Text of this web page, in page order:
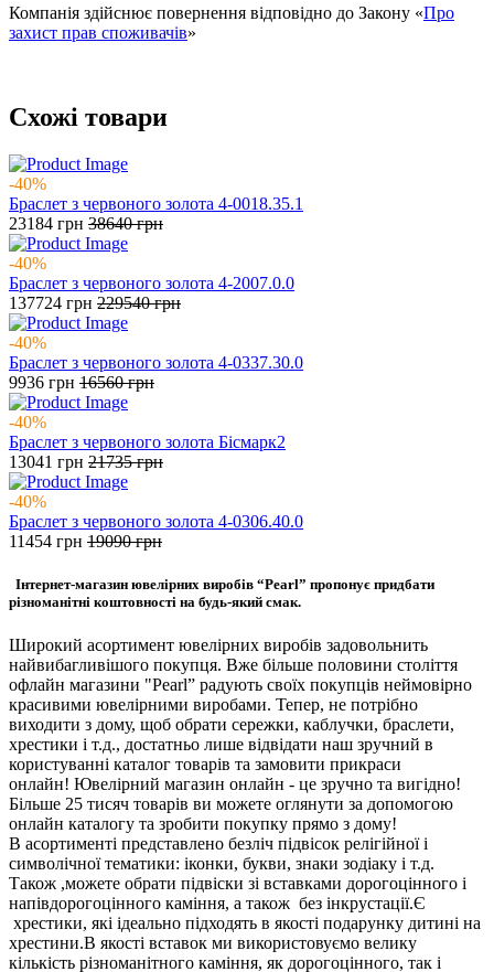
Компанія здійснює повернення відповідно до Закону «Про
захист прав споживачів»
Схожі товари
-40%
Браслет з червоного золота 4-0018.35.1
23184 грн 38640грн
-40%
Браслет з червоного золота 4-2007.0.0
137724 грн 229540грн
-40%
Браслет з червоного золота 4-0337.30.0
9936 грн 16560грн
-40%
Браслет з червоного золота Бісмарк2
13041 грн 21735грн
-40%
Браслет з червоного золота 4-0306.40.0
11454 грн 19090грн
Інтернет-магазин ювелірних виробів “Pearl” пропонує придбати
різноманітні коштовності на будь-який смак.
Широкий асортимент ювелірних виробів задовольнить
найвибагливішого покупця. Вже більше половини століття
офлайн магазини "Pearl” радують своїх покупців неймовірно
красивими ювелірними виробами. Тепер, не потрібно
виходити з дому, щоб обрати сережки, каблучки, браслети,
хрестики і т.д., достатньо лише відвідати наш зручний в
користуванні каталог товарів та замовити прикраси
онлайн! Ювелірний магазин онлайн - це зручно та вигідно!
Більше 25 тисяч товарів ви можете оглянути за допомогою
онлайн каталогу та зробити покупку прямо з дому!
В асортименті представлено безліч підвісок релігійної і
символічної тематики: іконки, букви, знаки зодіаку і т.д.
Також ,можете обрати підвіски зі вставками дорогоцінного і
напівдорогоцінного каміння, а також без інкрустації.Є
хрестики, які ідеально підходять в якості подарунку дитині на
хрестини.В якості вставок ми використовуємо велику
кількість різноманітного каміння, як дорогоцінного, так і